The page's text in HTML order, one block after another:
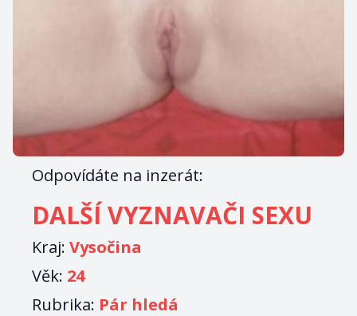
Odpovídáte na inzerát:
DALŠÍ VYZNAVAČI SEXU
Kraj: Vysočina
Věk: 24
Rubrika: Pár hledá